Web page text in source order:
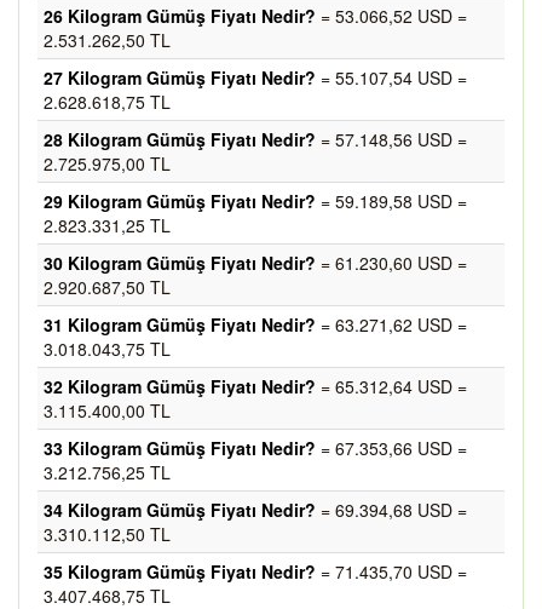
26 Kilogram Gümüş Fiyatı Nedir? = 53.066,52 USD =
2.531.262,50 TL
27 Kilogram Gümüş Fiyatı Nedir? = 55.107,54 USD =
2.628.618,75 TL
28 Kilogram Gümüş Fiyatı Nedir? = 57.148,56 USD =
2.725.975,00 TL
29 Kilogram Gümüş Fiyatı Nedir? = 59.189,58 USD =
2.823.331,25 TL
30 Kilogram Gümüş Fiyatı Nedir? = 61.230,60 USD =
2.920.687,50 TL
31 Kilogram Gümüş Fiyatı Nedir? = 63.271,62 USD =
3.018.043,75 TL
32 Kilogram Gümüş Fiyatı Nedir? = 65.312,64 USD =
3.115.400,00 TL
33 Kilogram Gümüş Fiyatı Nedir? = 67.353,66 USD =
3.212.756,25 TL
34 Kilogram Gümüş Fiyatı Nedir? = 69.394,68 USD =
3.310.112,50 TL
35 Kilogram Gümüş Fiyatı Nedir? = 71.435,70 USD =
3.407.468,75 TL